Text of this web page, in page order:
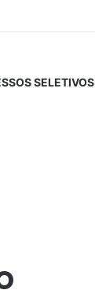
SELETIVOS